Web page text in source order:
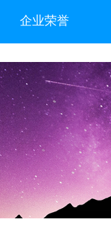
企业荣誉